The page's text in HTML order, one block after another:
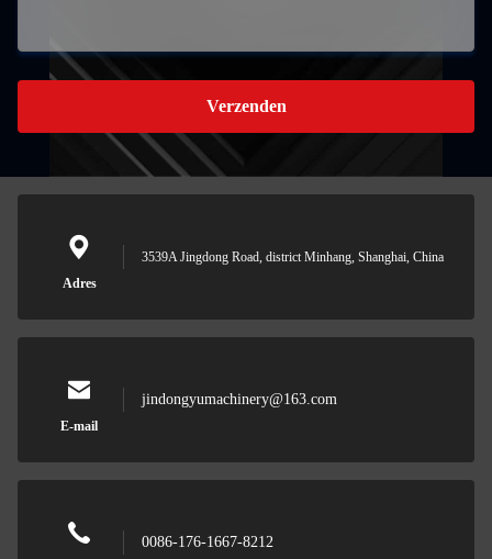
Verzenden
Adres
3539A Jingdong Road, district Minhang, Shanghai, China
E-mail
jindongyumachinery@163.com
0086-176-1667-8212